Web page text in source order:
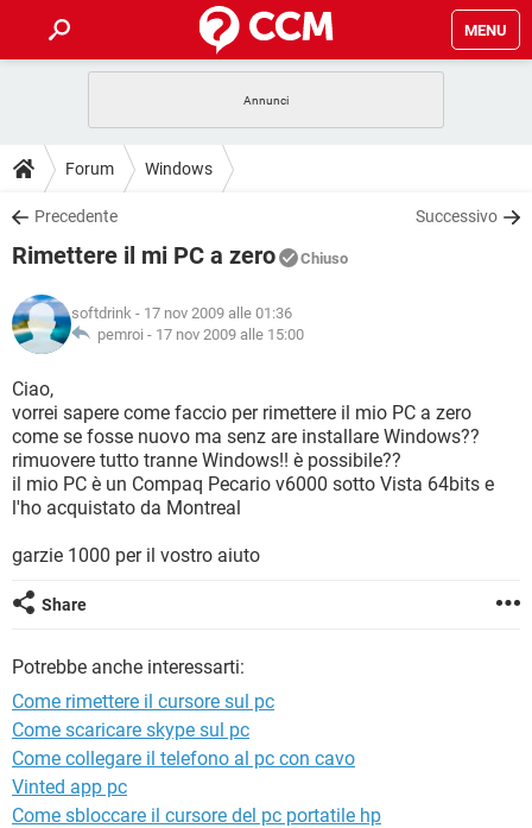
MENU
INTRATTENIMENTO
iOS
INSTAGRAM WHATSAPP
TIKTOK
HARDWARE
GUIDE
COVID-19
INSTAGRAM WHATSAPP
TIKTOK
HARDWARE
DOWNLOAD
COVID-19 GAMING
INTRATTENIMENTO
iOS WINDOWS 10
INSTAGRAM
TIKTOK FACEBOOK
HARDWARE
COVID-19 GAMING
INTRATTENIMENTO
iOS
INSTAGRAM WHATSAPP
TIKTOK FACEBOOK
HARDWARE
GLOSSARIO
COVID-19
INTRATTENIMENTO ANDROID
iOS WINDOWS 10
INSTAGRAM
Forum Windows
Precedente Successivo
Rimettere il mi PC a zero Chiuso
softdrink - 17 nov 2009 alle 01:36
pemroi - 17 nov 2009 alle 15:00
Ciao,
vorrei sapere come faccio per rimettere il mio PC a zero
come se fosse nuovo ma senz are installare Windows??
rimuovere tutto tranne Windows!! è possibile??
il mio PC è un Compaq Pecario v6000 sotto Vista 64bits e
l'ho acquistato da Montreal
garzie 1000 per il vostro aiuto
Share
Potrebbe anche interessarti:
Come rimettere il cursore sul pc
Come scaricare skype sul pc
Come collegare il telefono al pc con cavo
Vinted app pc
Come sbloccare il cursore del pc portatile hp